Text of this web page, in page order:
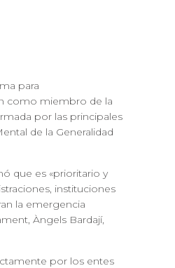
para
como miembro de la
por las principales
de la Generalidad
que es «prioritario y
instituciones
la emergencia
Àngels Bardají,
por los entes